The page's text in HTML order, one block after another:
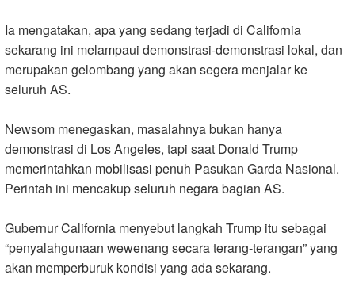
Ia mengatakan, apa yang sedang terjadi di California
sekarang ini melampaui demonstrasi-demonstrasi lokal, dan
merupakan gelombang yang akan segera menjalar ke
seluruh AS.
Newsom menegaskan, masalahnya bukan hanya
demonstrasi di Los Angeles, tapi saat Donald Trump
memerintahkan mobilisasi penuh Pasukan Garda Nasional.
Perintah ini mencakup seluruh negara bagian AS.
Gubernur California menyebut langkah Trump itu sebagai
“penyalahgunaan wewenang secara terang-terangan” yang
akan memperburuk kondisi yang ada sekarang.